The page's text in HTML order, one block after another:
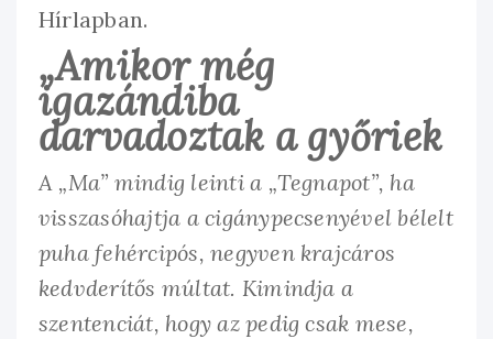
Hírlapban.
„Amikor még
igazándiba
darvadoztak a győriek
A „Ma” mindig leinti a „Tegnapot”, ha
visszasóhajtja a cigánypecsenyével bélelt
puha fehércipós, negyven krajcáros
kedvderítős múltat. Kimindja a
szentenciát, hogy az pedig csak mese,